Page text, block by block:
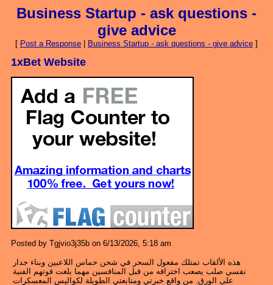
Business Startup - ask questions -
give advice
[ Post a Response Business Startup - ask questions - give advice ]
1xBet Website
Posted by Tgjvio3j35b on 6/13/2026, 5:18 am
هذه الألقاب تمتلك مفعول السحر في شحن حماس اللاعبين وبناء جدار
نفسي صلب يصعب اختراقه من قبل المنافسين مهما بلغت قوتهم الفنية
على الورق. من واقع خبرتي ومتابعتي الطويلة لكواليس المعسكرات